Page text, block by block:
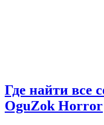
Где найти все
OguZok Horror